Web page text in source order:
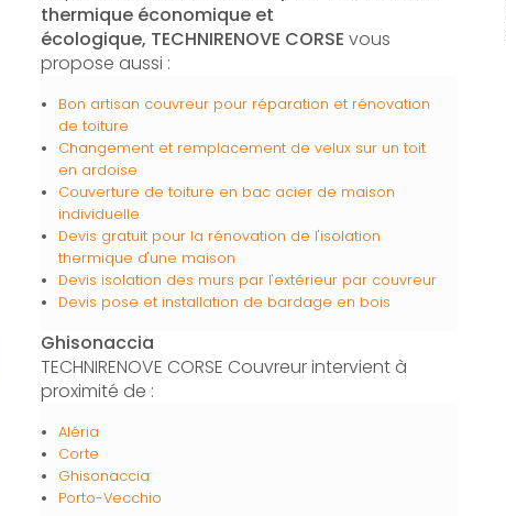
thermique économique et
écologique, TECHNIRENOVE CORSE vous
propose aussi :
Bon artisan couvreur pour réparation et rénovation
de toiture
Changement et remplacement de velux sur un toit
en ardoise
Couverture de toiture en bac acier de maison
individuelle
Devis gratuit pour la rénovation de l'isolation
thermique d'une maison
Devis isolation des murs par l'extérieur par couvreur
Devis pose et installation de bardage en bois
Ghisonaccia
TECHNIRENOVE CORSE Couvreur intervient à
proximité de :
Aléria
Corte
Ghisonaccia
Porto-Vecchio